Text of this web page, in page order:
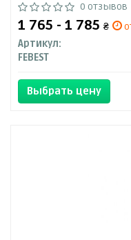
0 отзывов
1 765 - 1 785 ₴
Артикул:
FEBEST
Выбрать цену